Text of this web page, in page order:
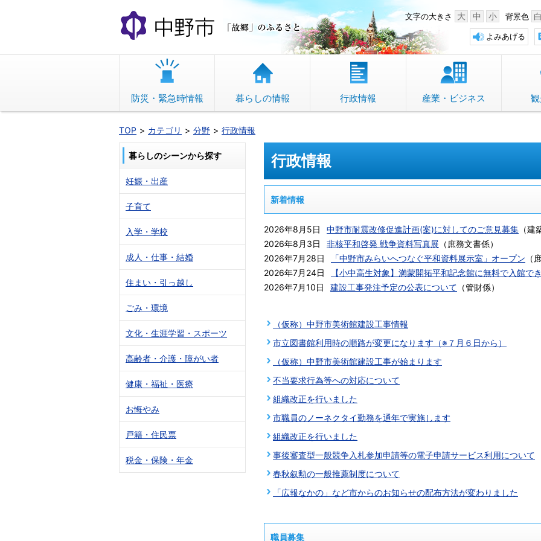
文
へ
動
中野市 「故郷」のふるさと 背景色 白
文字の大きさ 大 中 小
よみあげる
防災・緊急時情報 暮らしの情報 行政情報 産業・ビジネス
TOP カテゴリ 分野 行政情報
行政情報
新着情報
2026年8月5日 中野市耐震改修促進計画(案)に対してのご意見募集 （建
2026年8月3日
非核平和啓発 戦争資料写真展 （ 庶務文書係）
2026年7月28日
「中野市みらいへつなぐ平和資料展示室」オープン （
2026年7月24日
【小中高生対象】満蒙開拓平和記念館に無料で入館で
2026年7月10日
建設工事発注予定の公表について （管財係）
（仮称）中野市美術館建設工事情報
市立図書館利用時の順路が変更になります（※７月６日から）
（仮称）中野市美術館建設工事が始まります
不当要求行為等への対応について
組織改正を行いました
市職員のノーネクタイ勤務を通年で実施します
組織改正を行いました
事後審査型一般競争入札参加申請等の電子申請サービス利用について
春秋叙勲の一般推薦制度について
「広報なかの」など市からのお知らせの配布方法が変わりました
職員募集
暮らしのシーンから探す
妊娠・出産
子育て
入学・学校
成人・仕事・結婚
住まい・引っ越し
ごみ・環境
文化・生涯学習・スポーツ
高齢者・介護・障がい者
健康・福祉・医療
お悔やみ
戸籍・住民票
税金・保険・年金